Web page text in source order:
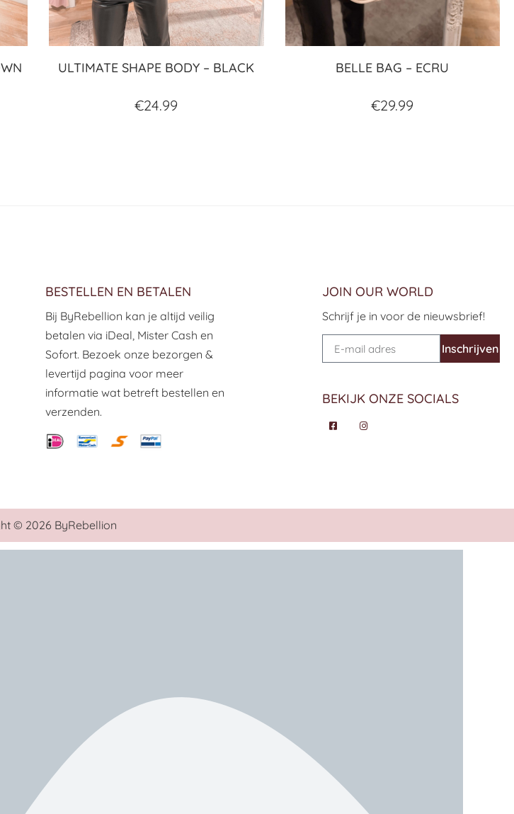
ULTIMATE SHAPE BODY – BLACK
€24.99
BELLE BAG – ECRU
€29.99
BESTELLEN EN BETALEN
Bij ByRebellion kan je altijd veilig
betalen via iDeal, Mister Cash en
Sofort. Bezoek onze bezorgen &
levertijd pagina voor meer
informatie wat betreft bestellen en
verzenden.
JOIN OUR WORLD
Schrijf je in voor de nieuwsbrief!
Inschrijven
BEKIJK ONZE SOCIALS
© 2026 ByRebellion